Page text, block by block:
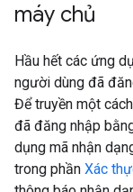
máy chủ
Hầu hết các ứng
người dùng đã
Để truyền một
đã đăng nhập
dụng mã nhận
trong phần Xác